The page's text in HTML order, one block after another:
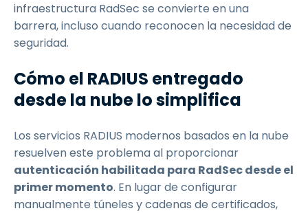
infraestructura RadSec se convierte en una
barrera, incluso cuando reconocen la necesidad de
seguridad.
Cómo el RADIUS entregado
desde la nube lo simplifica
Los servicios RADIUS modernos basados en la nube
resuelven este problema al proporcionar
autenticación habilitada para RadSec desde el
primer momento. En lugar de configurar
manualmente túneles y cadenas de certificados,